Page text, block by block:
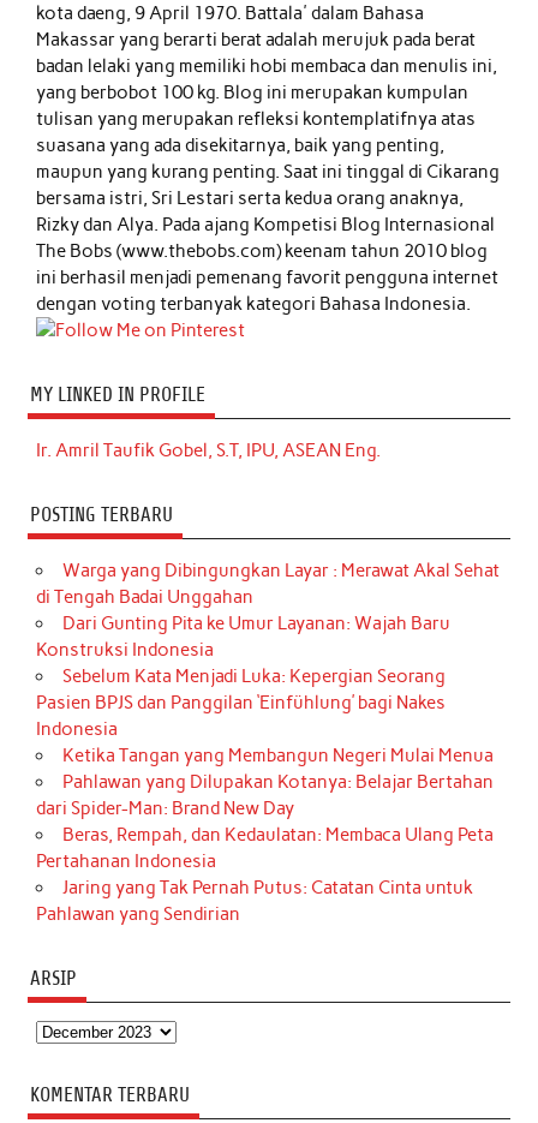
kota daeng, 9 April 1970. Battala' dalam Bahasa
Makassar yang berarti berat adalah merujuk pada berat
badan lelaki yang memiliki hobi membaca dan menulis ini,
yang berbobot 100 kg. Blog ini merupakan kumpulan
tulisan yang merupakan refleksi kontemplatifnya atas
suasana yang ada disekitarnya, baik yang penting,
maupun yang kurang penting. Saat ini tinggal di Cikarang
bersama istri, Sri Lestari serta kedua orang anaknya,
Rizky dan Alya. Pada ajang Kompetisi Blog Internasional
The Bobs (www.thebobs.com) keenam tahun 2010 blog
ini berhasil menjadi pemenang favorit pengguna internet
dengan voting terbanyak kategori Bahasa Indonesia.
MY LINKED IN PROFILE
Ir. Amril Taufik Gobel, S.T, IPU, ASEAN Eng.
POSTING TERBARU
Warga yang Dibingungkan Layar : Merawat Akal Sehat
di Tengah Badai Unggahan
Dari Gunting Pita ke Umur Layanan: Wajah Baru
Konstruksi Indonesia
Sebelum Kata Menjadi Luka: Kepergian Seorang
Pasien BPJS dan Panggilan ‘Einfühlung’ bagi Nakes
Indonesia
Ketika Tangan yang Membangun Negeri Mulai Menua
Pahlawan yang Dilupakan Kotanya: Belajar Bertahan
dari Spider-Man: Brand New Day
Beras, Rempah, dan Kedaulatan: Membaca Ulang Peta
Pertahanan Indonesia
Jaring yang Tak Pernah Putus: Catatan Cinta untuk
Pahlawan yang Sendirian
ARSIP
Arsip
KOMENTAR TERBARU